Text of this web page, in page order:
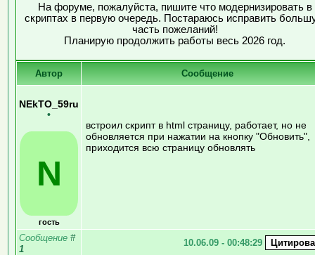
На форуме, пожалуйста, пишите что модернизировать в
скриптах в первую очередь. Постараюсь исправить
часть пожеланий!
Планирую продолжить работы весь 2026 год.
Автор Сообщение
NEkTO_59ru
•
N
гость
встроил скрипт в html страницу, работает, но не
обновляется при нажатии на кнопку "Обновить",
приходится всю страницу обновлять
Сообщение #
1
10.06.09 - 00:48:29